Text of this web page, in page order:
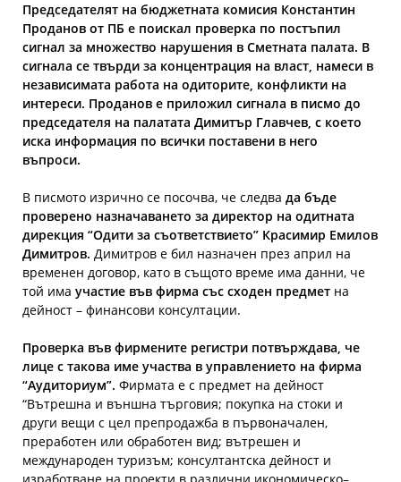
Председателят на бюджетната комисия Константин
Проданов от ПБ е поискал проверка по постъпил
сигнал за множество нарушения в Сметната палата. В
сигнала се твърди за концентрация на власт, намеси в
независимата работа на одиторите, конфликти на
интереси. Проданов е приложил сигнала в писмо до
председателя на палатата Димитър Главчев, с което
иска информация по всички поставени в него
въпроси.
В писмото изрично се посочва, че следва да бъде
проверено назначаването за директор на одитната
дирекция “Одити за съответствието” Красимир Емилов
Димитров. Димитров е бил назначен през април на
временен договор, като в същото време има данни, че
той има участие във фирма със сходен предмет на
дейност – финансови консултации.
Проверка във фирмените регистри потвърждава, че
лице с такова име участва в управлението на фирма
“Аудиториум”. Фирмата е с предмет на дейност
“Вътрешна и външна търговия; покупка на стоки и
други вещи с цел препродажба в първоначален,
преработен или обработен вид; вътрешен и
международен туризъм; консултантска дейност и